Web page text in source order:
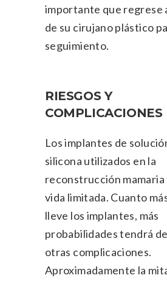
importante que regrese
de su cirujano plástico
seguimiento.
RIESGOS Y
COMPLICACIONES
Los implantes de
silicona utilizados en la
reconstrucción
vida limitada. Cuanto
lleve los implantes, más
probabilidades tendrá
otras complicaciones.
Aproximadamente la